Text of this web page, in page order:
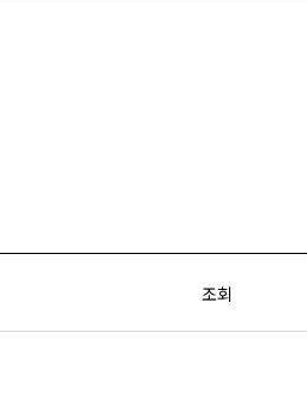
조회